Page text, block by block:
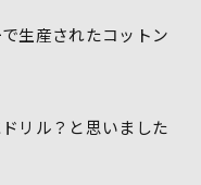
生産されたコットン
リル？と思いました